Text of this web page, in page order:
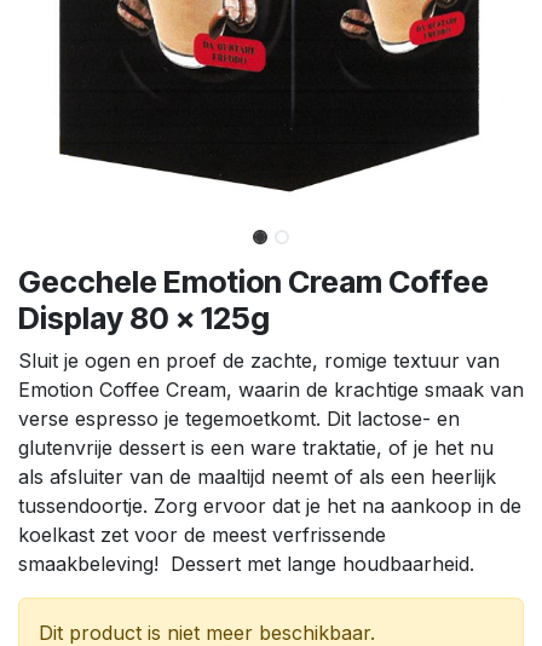
Gecchele Emotion Cream Coffee
Display 80 x 125g
Sluit je ogen en proef de zachte, romige textuur van
Emotion Coffee Cream, waarin de krachtige smaak van
verse espresso je tegemoetkomt. Dit lactose- en
glutenvrije dessert is een ware traktatie, of je het nu
als afsluiter van de maaltijd neemt of als een heerlijk
tussendoortje. Zorg ervoor dat je het na aankoop in de
koelkast zet voor de meest verfrissende
smaakbeleving! Dessert met lange houdbaarheid.
Dit product is niet meer beschikbaar.